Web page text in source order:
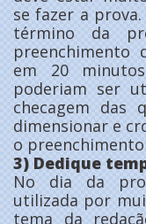
se fazer a
término da
preenchimento
em 20
poderiam ser
checagem das
dimensionar e
o
3) Dedique
No dia da
utilizada por
tema da